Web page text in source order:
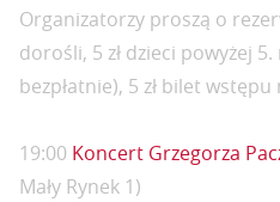
Organizatorzy proszą o
dorośli, 5 zł dzieci powyżej
bezpłatnie), 5 zł bilet
19:00 Koncert Grzegorza
Mały Rynek 1)